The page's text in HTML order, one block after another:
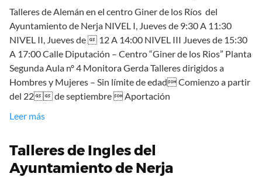
Talleres de Alemán en el centro Giner de los Ríos del
Ayuntamiento de Nerja NIVEL I, Jueves de 9:30 A 11:30
NIVEL II, Jueves de  12 A 14:00 NIVEL III Jueves de 15:30
A 17:00 Calle Diputación – Centro “Giner de los Rios” Planta
Segunda Aula nº 4 Monitora Gerda Talleres dirigidos a
Hombres y Mujeres – Sin límite de edad Comienzo a partir
del 22 de septiembre  Aportación
Leer más
Talleres de Ingles del
Ayuntamiento de Nerja